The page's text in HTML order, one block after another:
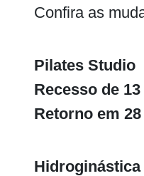
Confira as
Pilates Studio
Recesso de
Retorno em
Hidroginástica